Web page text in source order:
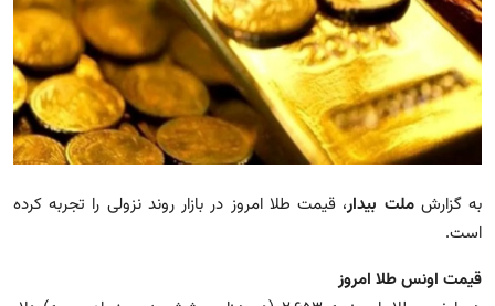
فارسی
به گزارشملت بیدار،‌ قیمت طلا امروز در بازار روند نزولی را تجربه کرده
است.
قیمت اونس طلا امروز